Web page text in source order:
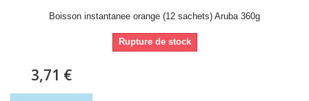
Boisson instantanee orange (12 sachets) Aruba 360g
Rupture de stock
3,71 €